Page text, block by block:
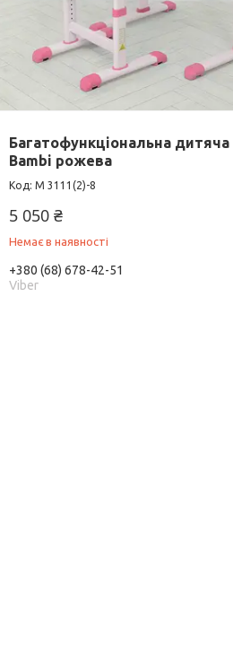
Багатофункціональна дитяча
Bambi рожева
M 3111(2)-8
5 050 ₴
Немає в наявності
+380 (68) 678-42-51
Viber